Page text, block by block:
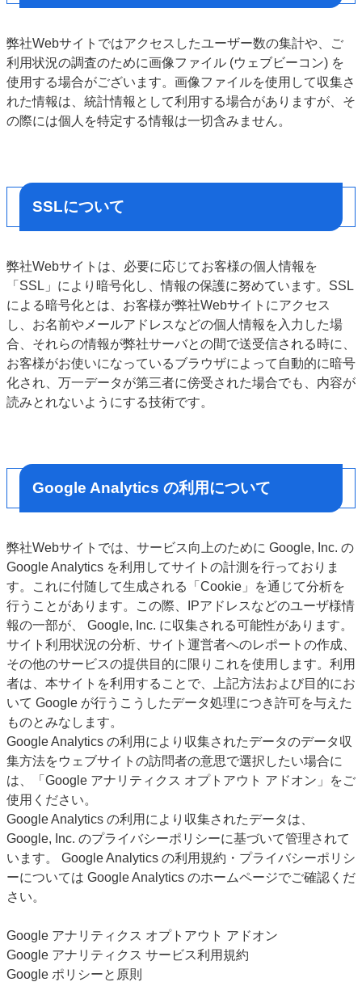
弊社Webサイトではアクセスしたユーザー数の集計や、ご
利用状況の調査のために画像ファイル (ウェブビーコン) を
使用する場合がございます。画像ファイルを使用して収集さ
れた情報は、統計情報として利用する場合がありますが、そ
の際には個人を特定する情報は一切含みません。
SSLについて
弊社Webサイトは、必要に応じてお客様の個人情報を
「SSL」により暗号化し、情報の保護に努めています。SSL
による暗号化とは、お客様が弊社Webサイトにアクセス
し、お名前やメールアドレスなどの個人情報を入力した場
合、それらの情報が弊社サーバとの間で送受信される時に、
お客様がお使いになっているブラウザによって自動的に暗号
化され、万一データが第三者に傍受された場合でも、内容が
読みとれないようにする技術です。
Google Analytics の利用について
弊社Webサイトでは、サービス向上のために Google, Inc. の
Google Analytics を利用してサイトの計測を行っておりま
す。これに付随して生成される「Cookie」を通じて分析を
行うことがあります。この際、IPアドレスなどのユーザ様情
報の一部が、 Google, Inc. に収集される可能性があります。
サイト利用状況の分析、サイト運営者へのレポートの作成、
その他のサービスの提供目的に限りこれを使用します。利用
者は、本サイトを利用することで、上記方法および目的にお
いて Google が行うこうしたデータ処理につき許可を与えた
ものとみなします。
Google Analytics の利用により収集されたデータのデータ収
集方法をウェブサイトの訪問者の意思で選択したい場合に
は、「Google アナリティクス オプトアウト アドオン」をご
使用ください。
Google Analytics の利用により収集されたデータは、
Google, Inc. のプライバシーポリシーに基づいて管理されて
います。 Google Analytics の利用規約・プライバシーポリシ
ーについては Google Analytics のホームページでご確認くだ
さい。
Google アナリティクス オプトアウト アドオン
Google アナリティクス サービス利用規約
Google ポリシーと原則